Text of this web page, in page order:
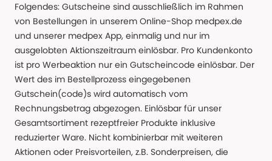
Folgendes: Gutscheine sind ausschließlich im Rahmen
von Bestellungen in unserem Online-Shop medpex.de
und unserer medpex App, einmalig und nur im
ausgelobten Aktionszeitraum einlösbar. Pro Kundenkonto
ist pro Werbeaktion nur ein Gutscheincode einlösbar. Der
Wert des im Bestellprozess eingegebenen
Gutschein(code)s wird automatisch vom
Rechnungsbetrag abgezogen. Einlösbar für unser
Gesamtsortiment rezeptfreier Produkte inklusive
reduzierter Ware. Nicht kombinierbar mit weiteren
Aktionen oder Preisvorteilen, z.B. Sonderpreisen, die